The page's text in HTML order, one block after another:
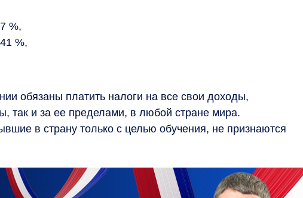
%,
%,
обязаны платить налоги на все свои доходы,
так и за ее пределами, в любой стране мира.
в страну только с целью обучения, не признаются